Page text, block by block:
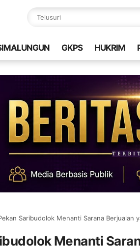
GKPS HUKRIM
Saribudolok Menanti Sarana Berjualan
Menanti